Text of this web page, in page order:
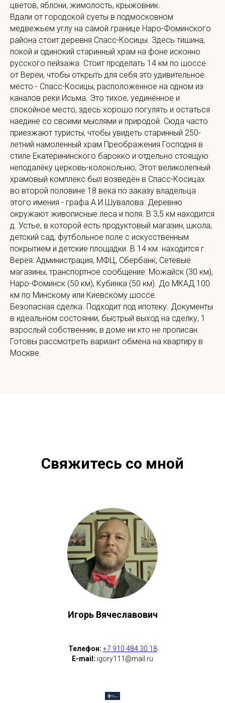
цветов, яблони, жимолость, крыжовник.
Вдали от городской суеты в подмосковном
медвежьем углу на самой границе Наро-Фоминского
района стоит деревня Спасс-Косицы. Здесь тишина,
покой и одинокий старинный храм на фоне исконно
русского пейзажа. Стоит проделать 14 км по шоссе
от Вереи, чтобы открыть для себя это удивительное
место - Спасс-Косицы, расположенное на одном из
каналов реки Исьма. Это тихое, уединённое и
спокойное место, здесь хорошо погулять и остаться
наедине со своими мыслями и природой. Сюда часто
приезжают туристы, чтобы увидеть старинный 250-
летний намоленный храм Преображения Господня в
стиле Екатерининского барокко и отдельно стоящую
неподалёку церковь-колокольню, Этот великолепный
храмовый комплекс был возведён в Спасс-Косицах
во второй половине 18 века по заказу владельца
этого имения - графа А.И.Шувалова. Деревню
окружают живописные леса и поля. В 3,5 км находится
д. Устье, в которой есть продуктовый магазин, школа,
детский сад, футбольное поле с искусственным
покрытием и детские площадки. В 14 км. находится г.
Верея: Администрация, МФЦ, Сбербанк, Сетевые
магазины, транспортное сообщение: Можайск (30 км),
Наро-Фоминск (50 км), Кубинка (50 км). До МКАД 100
км по Минскому или Киевскому шоссе.
Безопасная сделка. Подходит под ипотеку. Документы
в идеальном состоянии, быстрый выход на сделку, 1
взрослый собственник, в доме ни кто не прописан.
Готовы рассмотреть вариант обмена на квартиру в
Москве.
Свяжитесь со мной
Игорь Вячеславович
Телефон: +7 910 484 30 18
E-mail: igory111@mail.ru